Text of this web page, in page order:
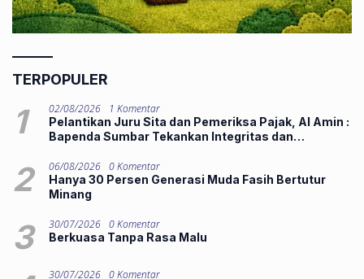
TERPOPULER
1 02/08/2026
1 Komentar
Pelantikan Juru Sita dan Pemeriksa Pajak, Al Amin :
Bapenda Sumbar Tekankan Integritas dan
2 06/08/2026 0 Komentar
Hanya 30 Persen Generasi Muda Fasih Bertutur
Minang
3 30/07/2026 0 Komentar
Berkuasa Tanpa Rasa Malu
30/07/2026 0 Komentar